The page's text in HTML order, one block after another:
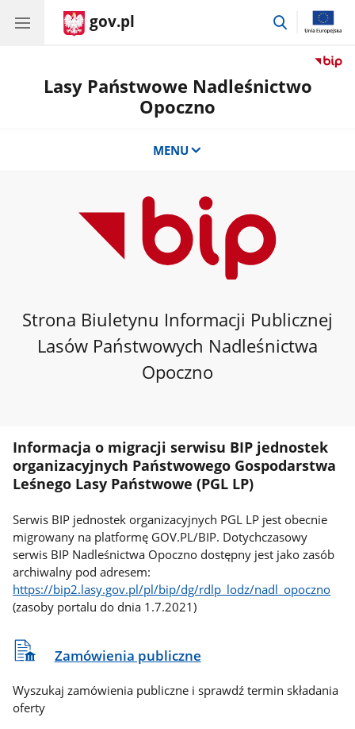
gov.pl
przejdź
Lasy Państwowe Nadleśnictwo
Opoczno
MENU
Strona Biuletynu Informacji Publicznej
Lasów Państwowych Nadleśnictwa
Opoczno
Informacja o migracji serwisu BIP jednostek
organizacyjnych Państwowego Gospodarstwa
Leśnego Lasy Państwowe (PGL LP)
Serwis BIP jednostek organizacyjnych PGL LP jest obecnie
migrowany na platformę GOV.PL/BIP. Dotychczasowy
serwis BIP Nadleśnictwa Opoczno dostępny jest jako zasób
archiwalny pod adresem:
https://bip2.lasy.gov.pl/pl/bip/dg/rdlp_lodz/nadl_opoczno
(zasoby portalu do dnia 1.7.2021)
Zamówienia publiczne
Wyszukaj zamówienia publiczne i sprawdź termin składania
oferty